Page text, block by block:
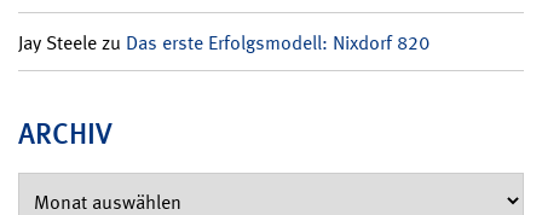
Jay Steelezu Das erste Erfolgsmodell: Nixdorf 820
ARCHIV